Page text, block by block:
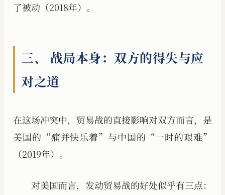
了被动（2018年）。
三、 战局本身：双方的得失与应
对之道
在这场冲突中，贸易战的直接影响对双方而言，是
美国的“痛并快乐着”与中国的“一时的艰难”
（2019年）。
对美国而言，发动贸易战的好处似乎有三点：